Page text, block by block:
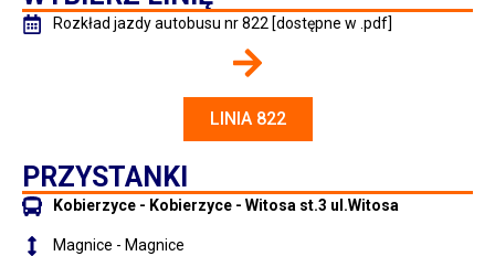
Rozkład jazdy autobusu nr 822 [dostępne w .pdf]
LINIA 822
PRZYSTANKI
Kobierzyce - Kobierzyce - Witosa st.3 ul.Witosa
Magnice - Magnice